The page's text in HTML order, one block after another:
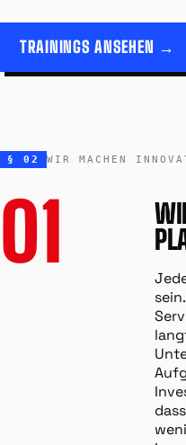
TRAININGS ANSEHEN →
§ 02 WIR MACHEN
01